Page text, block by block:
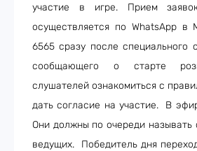
участие в игре. Прием
осуществляется по WhatsAppв
6565 сразу после специального
сообщающего о старте
слушателей ознакомиться с
дать согласие на участие.
В
Они должны по очереди называть
ведущих. Победитель дня